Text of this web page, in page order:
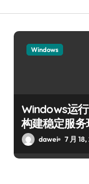
Windows
Windows运
构建稳定服务
dawei 7 月